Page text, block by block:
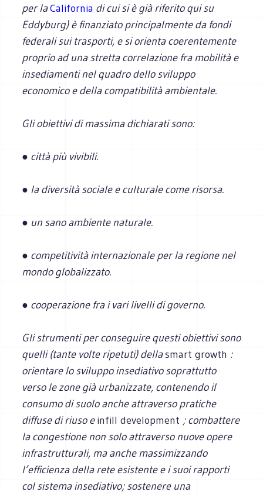
per laCalifornia di cui si è già riferito qui su
Eddyburg) è finanziato principalmente da fondi
federali sui trasporti, e si orienta coerentemente
proprio ad una stretta correlazione fra mobilità e
insediamenti nel quadro dello sviluppo
economico e della compatibilità ambientale.
Gli obiettivi di massima dichiarati sono:
● città più vivibili.
● la diversità sociale e culturale come risorsa.
● un sano ambiente naturale.
● competitività internazionale per la regione nel
mondo globalizzato.
● cooperazione fra i vari livelli di governo.
Gli strumenti per conseguire questi obiettivi sono
quelli (tante volte ripetuti) dellasmart growth :
orientare lo sviluppo insediativo soprattutto
verso le zone già urbanizzate, contenendo il
consumo di suolo anche attraverso pratiche
diffuse di riuso einfill development ; combattere
la congestione non solo attraverso nuove opere
infrastrutturali, ma anche massimizzando
l’efficienza della rete esistente e i suoi rapporti
col sistema insediativo; sostenere una